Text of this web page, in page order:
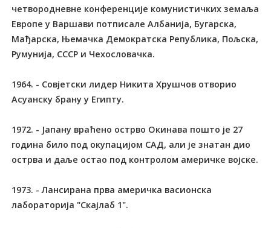
четвородневне конференције комунистичких земаља
Европе у Варшави потписале Албанија, Бугарска,
Мађарска, Њемачка Демократска Република, Пољска,
Румунија, СССР и Чехословачка.
1964. - Совјетски лидер Никита Хрушчов отворио
Асуанску брану у Египту.
1972. - Јапану враћено острво Окинава пошто је 27
година било под окупацијом САД, али је знатан дио
острва и даље остао под контролом америчке војске.
1973. - Лансирана прва америчка васионска
лабораторија "Скајлаб 1".